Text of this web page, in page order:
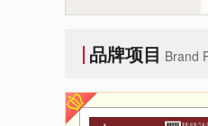
品牌项目 Brand